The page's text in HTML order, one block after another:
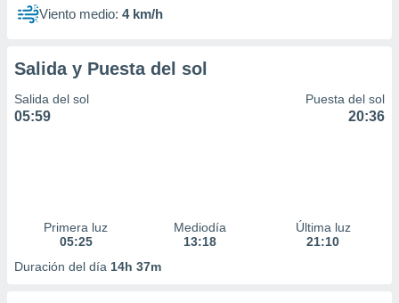
Viento medio: 4 km/h
Salida y Puesta del sol
Salida del sol
05:59
Puesta del sol
20:36
Primera luz
05:25
Mediodía
13:18
Última luz
21:10
Duración del día 14h 37m